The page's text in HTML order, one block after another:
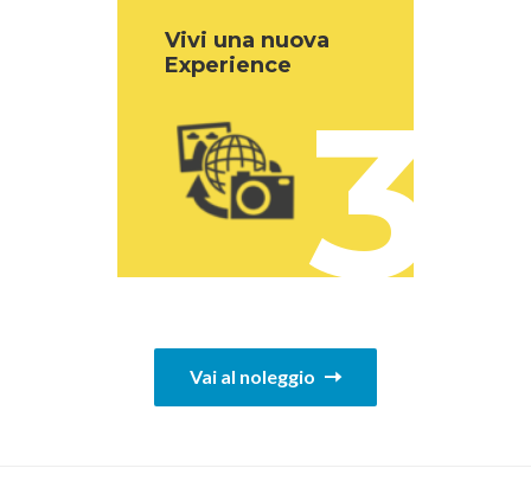
3
Vivi una nuova
Experience
Vai al noleggio